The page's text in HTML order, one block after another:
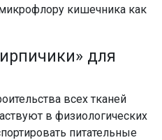
кишечника как
для
всех тканей
в физиологических
питательные